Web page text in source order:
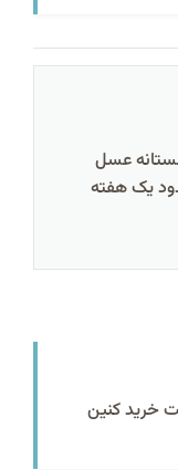
عسل
و حدود یک هفته
خرید کنین